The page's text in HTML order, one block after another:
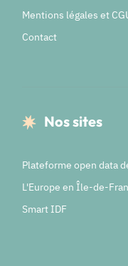
Mentions légales et
Contact
Nos sites
Plateforme open data
L'Europe en Île-de-
Smart IDF